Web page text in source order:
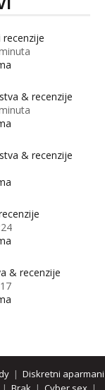
recenzije
& recenzije
& recenzije
& recenzije
| Diskretni aparmani